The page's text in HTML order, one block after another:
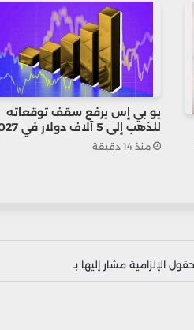
يو بي إس يرفع سقف توقعاته
للذهب إلى 5 آلاف دولار في 2027
منذ 14 دقيقة
الإلزامية مشار إليها بـ